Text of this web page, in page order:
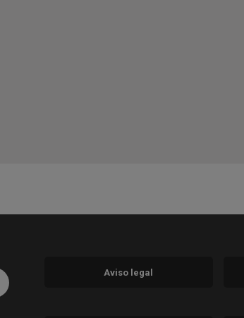
nueva)
ventana nueva)
(abre en ventana nueva)
a Flickr (abre en ventana nueva)
Aviso legal